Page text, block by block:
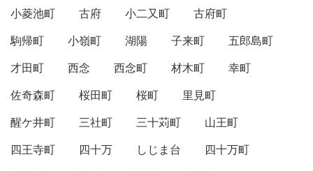
小菱池町
古府 小二又町
古府町
駒帰町
小嶺町 湖陽 子来町
五郎島町
才田町
西念 西念町 材木町
幸町
佐奇森町
桜田町 桜町
里見町
醒ケ井町
三社町 三十苅町
山王町
四王寺町
四十万 しじま台
四十万町